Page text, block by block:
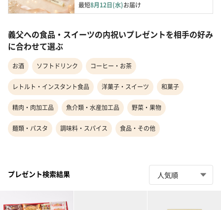
最短8月12日(水)お届け
義父への食品・スイーツの内祝いプレゼントを相手の好み
に合わせて選ぶ
お酒 ソフトドリンク コーヒー・お茶
レトルト・インスタント食品 洋菓子・スイーツ 和菓子
精肉・肉加工品 魚介類・水産加工品 野菜・果物
麺類・パスタ 調味料・スパイス 食品・その他
プレゼント検索結果